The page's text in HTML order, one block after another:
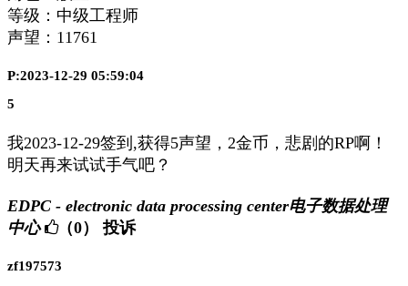
等级：中级工程师
声望： 11761
P:2023-12-29 05:59:04
5
我2023-12-29签到,获得5声望，2金币，悲剧的RP啊！
明天再来试试手气吧？
EDPC - electronic data processing center电子数据处理
中心
（0） 投诉
zf197573